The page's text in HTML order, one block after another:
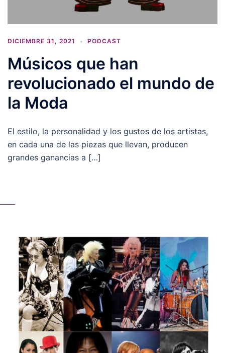
DICIEMBRE 31, 2021 PODCAST
Músicos que han
revolucionado el mundo de
la Moda
El estilo, la personalidad y los gustos de los artistas,
en cada una de las piezas que llevan, producen
grandes ganancias a […]